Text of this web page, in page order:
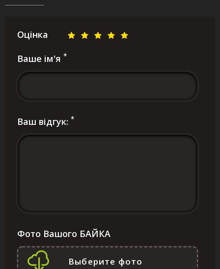
Оцінка
Ваше ім'я *
Ваш відгук: *
Фото Вашого БАЙКА